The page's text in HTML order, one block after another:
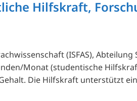
Hilfskraft,
(ISFAS),
Monat (studentische
Die Hilfskraft unterstützt